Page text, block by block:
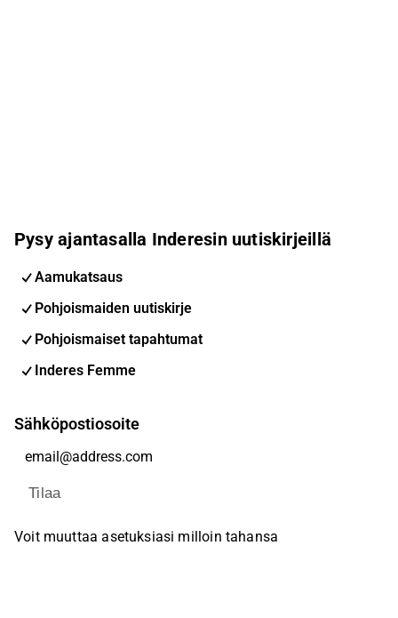
Pysy ajantasalla Inderesin uutiskirjeillä
Aamukatsaus
Pohjoismaiden uutiskirje
Pohjoismaiset tapahtumat
Inderes Femme
Sähköpostiosoite
Tilaa
Voit muuttaa asetuksiasi milloin tahansa